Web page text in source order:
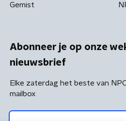
Gemist
Abonneer je op onze
nieuwsbrief
Elke zaterdag het beste van
mailbox